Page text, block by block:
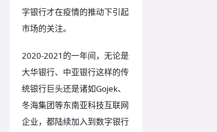
字银行才在疫情的推动下引起
市场的关注。
2020-2021的一年间，无论是
大华银行、中亚银行这样的传
统银行巨头还是诸如Gojek、
冬海集团等东南亚科技互联网
企业，都陆续加入到数字银行